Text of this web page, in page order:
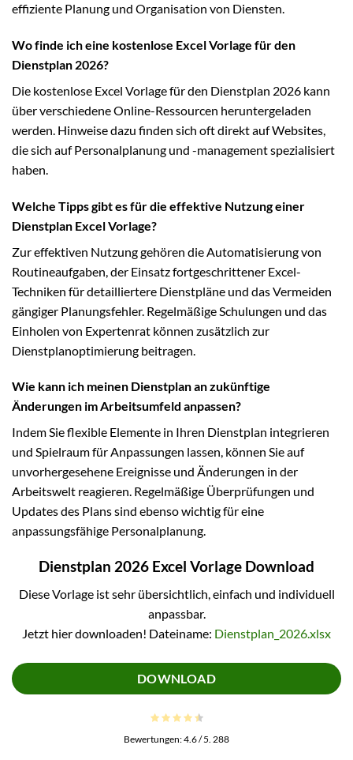
effiziente Planung und Organisation von Diensten.
Wo finde ich eine kostenlose Excel Vorlage für den
Dienstplan 2026?
Die kostenlose Excel Vorlage für den Dienstplan 2026 kann
über verschiedene Online-Ressourcen heruntergeladen
werden. Hinweise dazu finden sich oft direkt auf Websites,
die sich auf Personalplanung und -management spezialisiert
haben.
Welche Tipps gibt es für die effektive Nutzung einer
Dienstplan Excel Vorlage?
Zur effektiven Nutzung gehören die Automatisierung von
Routineaufgaben, der Einsatz fortgeschrittener Excel-
Techniken für detailliertere Dienstpläne und das Vermeiden
gängiger Planungsfehler. Regelmäßige Schulungen und das
Einholen von Expertenrat können zusätzlich zur
Dienstplanoptimierung beitragen.
Wie kann ich meinen Dienstplan an zukünftige
Änderungen im Arbeitsumfeld anpassen?
Indem Sie flexible Elemente in Ihren Dienstplan integrieren
und Spielraum für Anpassungen lassen, können Sie auf
unvorhergesehene Ereignisse und Änderungen in der
Arbeitswelt reagieren. Regelmäßige Überprüfungen und
Updates des Plans sind ebenso wichtig für eine
anpassungsfähige Personalplanung.
Dienstplan 2026 Excel Vorlage Download
Diese Vorlage ist sehr übersichtlich, einfach und individuell
anpassbar.
Jetzt hier downloaden! Dateiname: Dienstplan_2026.xlsx
DOWNLOAD
Bewertungen:4.6/ 5. 288